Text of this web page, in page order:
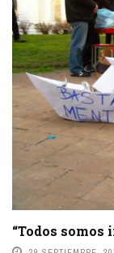
“Todos somos